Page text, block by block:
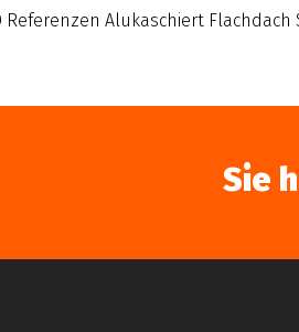
Referenzen Alukaschiert Flachdach
Sie